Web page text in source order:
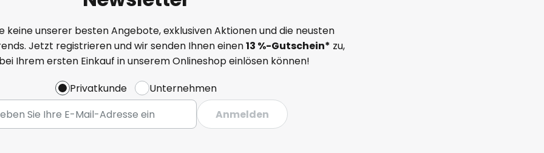
keine unserer besten Angebote, exklusiven Aktionen und die neusten
Jetzt registrieren und wir senden Ihnen einen13 %-Gutschein* zu,
Ihrem ersten Einkauf in unserem Onlineshop einlösen können!
Privatkunde
Unternehmen
Anmelden